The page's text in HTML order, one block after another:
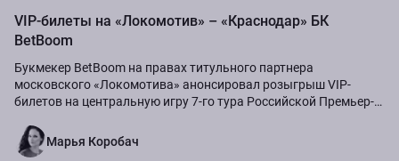
VIP-билеты на «Локомотив» – «Краснодар» БК
BetBoom
Букмекер BetBoom на правах титульного партнера
московского «Локомотива» анонсировал розыгрыш VIP-
билетов на центральную игру 7-го тура Российской Премьер-
Марья Коробач